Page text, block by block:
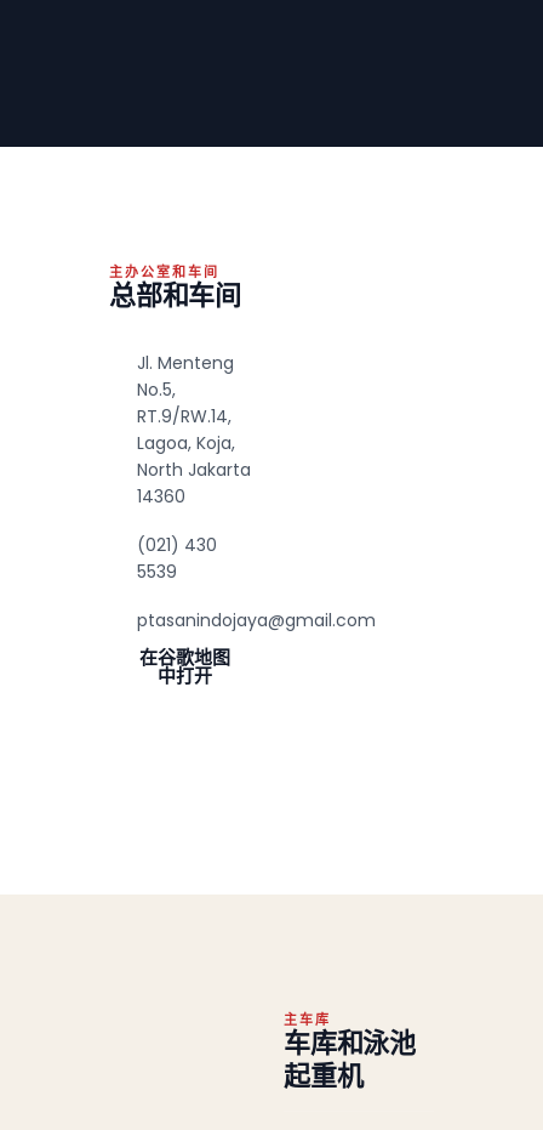
主办公室和车间
总部和车间
Jl. Menteng
No.5,
RT.9/RW.14,
Lagoa, Koja,
North Jakarta
14360
(021) 430
5539
ptasanindojaya@gmail.com
在谷歌地图
中打开
主车库
车库和泳池
起重机